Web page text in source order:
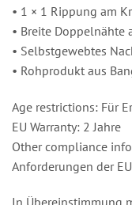
• 1 × 1 Rippung am
• Breite Doppelnähte
• Selbstgewebtes
• Rohprodukt aus
Age restrictions: Für
EU Warranty: 2 Jahre
Other compliance
Anforderungen der